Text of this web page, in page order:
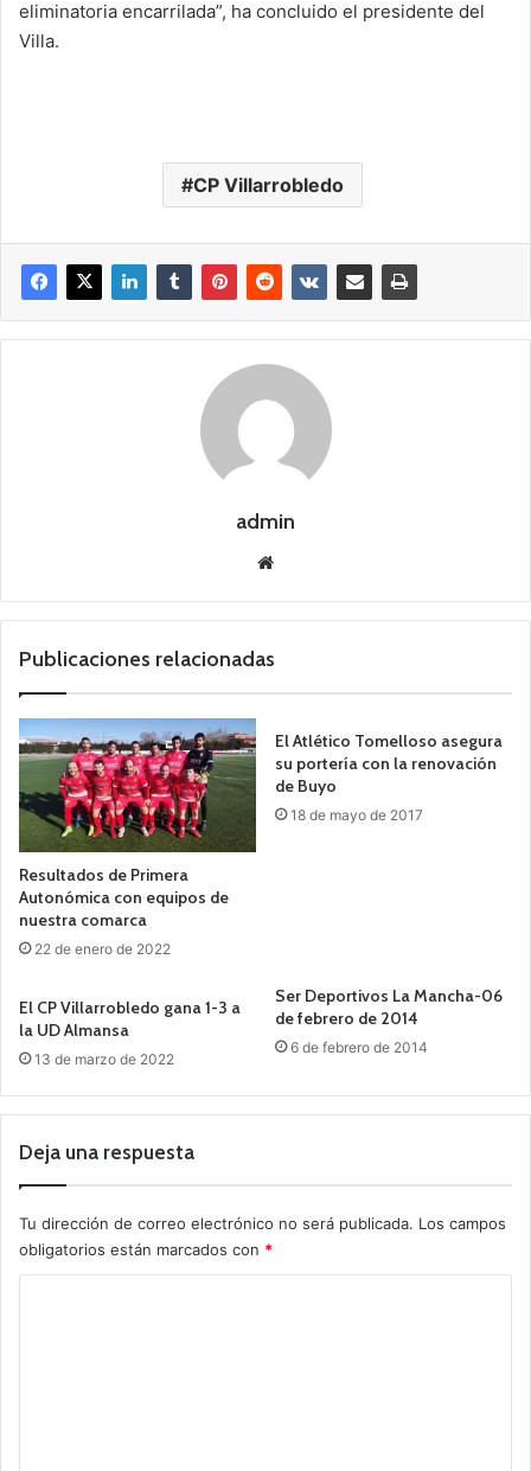
eliminatoria encarrilada”, ha concluido el presidente del
Villa.
CP Villarrobledo
admin
we
Publicaciones relacionadas
Resultados de Primera
Autonómica con equipos de
nuestra comarca
22 de enero de 2022
El Atlético Tomelloso asegura
su portería con la renovación
de Buyo
18 de mayo de 2017
El CP Villarrobledo gana 1-3 a
la UD Almansa
13 de marzo de 2022
Ser Deportivos La Mancha-06
de febrero de 2014
6 de febrero de 2014
Deja una respuesta
Tu dirección de correo electrónico no será publicada. Los campos
obligatorios están marcados con *